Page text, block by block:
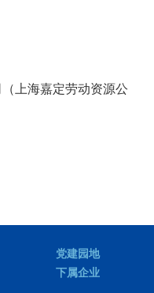
上海嘉定劳动资源公
党建园地
下属企业